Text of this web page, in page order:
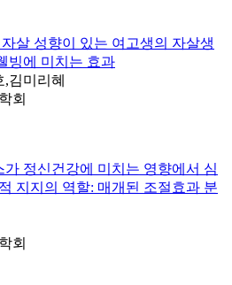
살 성향이 있는 여고생의 자살생
빙에 미치는 효과
김미리혜
회
가 정신건강에 미치는 영향에서 심
지지의 역할: 매개된 조절효과 분
회